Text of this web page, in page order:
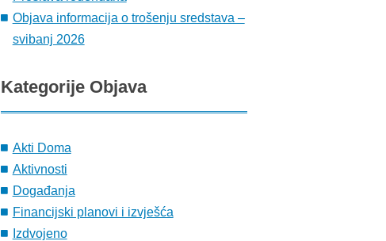
Objava informacija o trošenju sredstava –
svibanj 2026
Kategorije Objava
Akti Doma
Aktivnosti
Događanja
Financijski planovi i izvješća
Izdvojeno